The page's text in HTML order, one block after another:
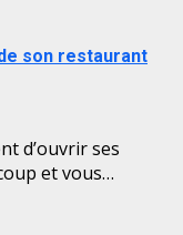
son restaurant
d’ouvrir ses
et vous…